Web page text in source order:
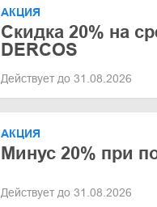
АКЦИЯ
Скидка 20% на
DERCOS
Действует до 31.08.2026
АКЦИЯ
Минус 20% при
Действует до 31.08.2026